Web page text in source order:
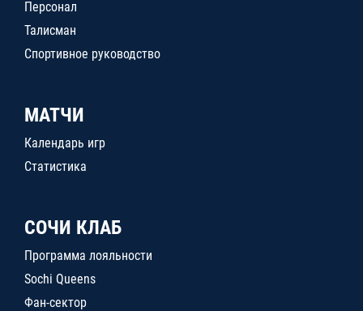
Персонал
Талисман
Спортивное руководство
МАТЧИ
Календарь игр
Статистика
СОЧИ КЛАБ
Программа лояльности
Sochi Queens
Фан-сектор